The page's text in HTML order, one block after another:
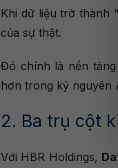
Khi dữ liệu trở thành
của sự thật.
Đó chính là nền
hơn trong kỷ nguyên
2. Ba trụ cột
Với HBR Holdings,